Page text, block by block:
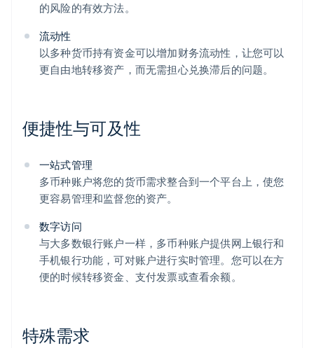
的风险的有效方法。
流动性
以多种货币持有资金可以增加财务流动性，让您可以
更自由地转移资产，而无需担心兑换滞后的问题。
便捷性与可及性
一站式管理
多币种账户将您的货币需求整合到一个平台上，使您
更容易管理和监督您的资产。
数字访问
与大多数银行账户一样，多币种账户提供网上银行和
手机银行功能，可对账户进行实时管理。您可以在方
便的时候转移资金、支付发票或查看余额。
特殊需求